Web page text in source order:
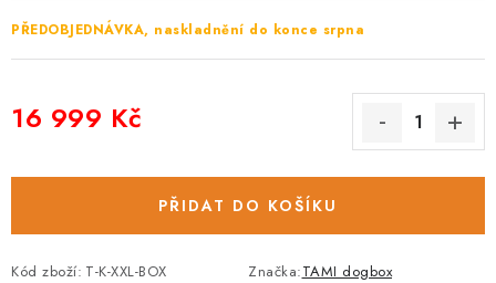
PŘEDOBJEDNÁVKA, naskladnění do konce srpna
16 999 Kč
PŘIDAT DO KOŠÍKU
Kód zboží: T-K-XXL-BOX Značka:TAMI dogbox